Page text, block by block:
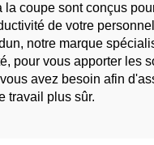
la coupe sont conçus
de votre
notre marque
pour vous apporter les
avez besoin afin
travail plus sûr.